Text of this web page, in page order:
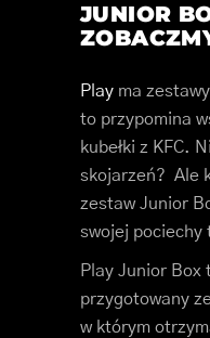
JUNIOR
Play ma
to przypomina
kubełki z KFC.
skojarzeń? Ale
zestaw Junior
swojej
Play Junior Box
przygotowany
w którym